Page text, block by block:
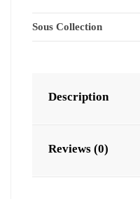
Sous Collection
Description
Reviews (0)